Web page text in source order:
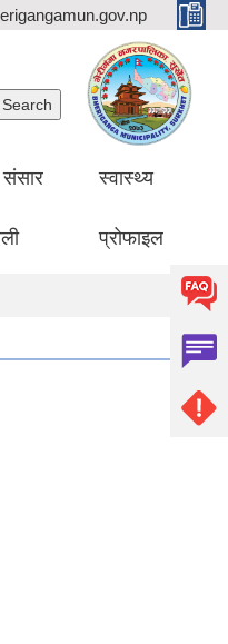
स्वास्थ्य
प्रोफाइल